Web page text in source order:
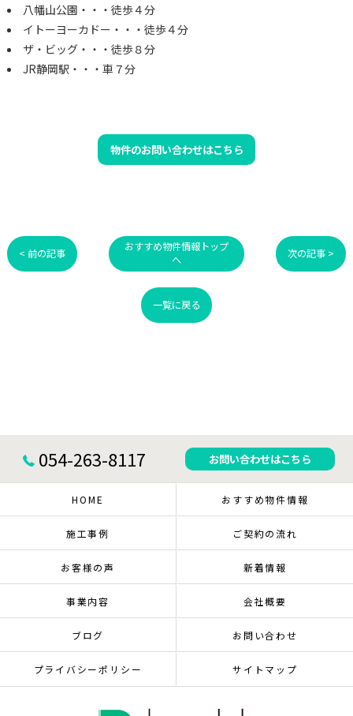
八幡山公園・・・徒歩４分
イトーヨーカドー・・・徒歩４分
ザ・ビッグ・・・徒歩８分
JR静岡駅・・・車７分
物件のお問い合わせはこちら
< 前の記事
おすすめ物件情報トップ
へ
次の記事 >
一覧に戻る
054-263-8117 お問い合わせはこちら
HOME おすすめ物件情報
施工事例 ご契約の流れ
お客様の声 新着情報
事業内容 会社概要
ブログ お問い合わせ
プライバシーポリシー サイトマップ